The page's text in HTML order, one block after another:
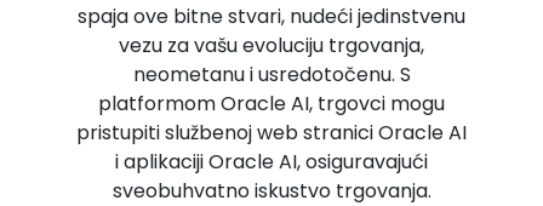
spaja ove bitne stvari, nudeći jedinstvenu
vezu za vašu evoluciju trgovanja,
neometanu i usredotočenu. S
platformom Oracle AI, trgovci mogu
pristupiti službenoj web stranici Oracle AI
i aplikaciji Oracle AI, osiguravajući
sveobuhvatno iskustvo trgovanja.